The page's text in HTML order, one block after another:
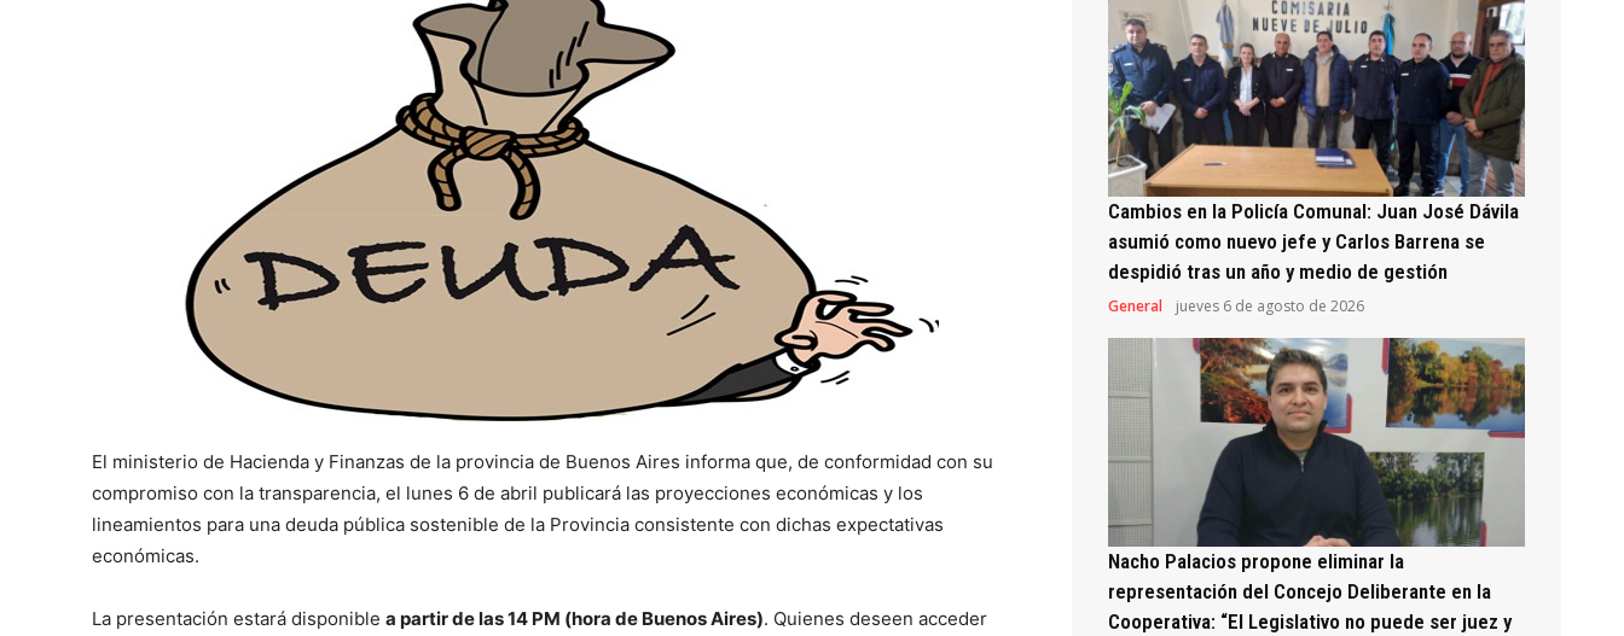
El ministerio de Hacienda y Finanzas de la provincia de Buenos Aires informa que, de conformidad con su
compromiso con la transparencia, el lunes 6 de abril publicará las proyecciones económicas y los
lineamientos para una deuda pública sostenible de la Provincia consistente con dichas expectativas
económicas.
La presentación estará disponible a partir de las 14 PM (hora de Buenos Aires). Quienes deseen acceder
Cambios en la Policía Comunal: Juan José Dávila
asumió como nuevo jefe y Carlos Barrena se
despidió tras un año y medio de gestión
General jueves 6 de agosto de 2026
Nacho Palacios propone eliminar la
representación del Concejo Deliberante en la
Cooperativa: “El Legislativo no puede ser juez y